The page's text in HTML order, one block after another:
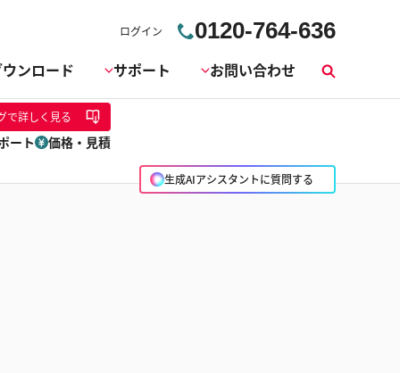
ログイン 0120-764-636
ンロード サポート お問い合わせ
索
生成AIアシスタントに質問する
で詳しく見る
ート 価格・見積